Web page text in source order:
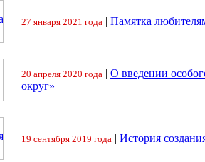
27 января 2021 года | Памятка
20 апреля 2020 года | О введении
округ»
19 сентября 2019 года | История